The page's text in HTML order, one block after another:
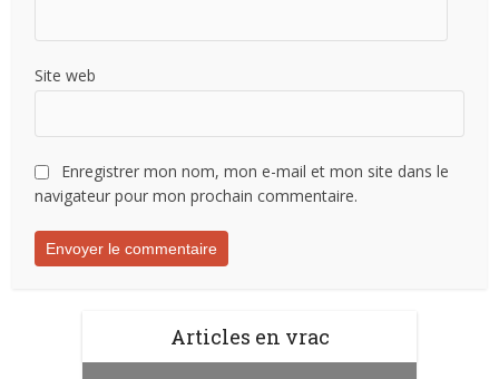
Site web
Enregistrer mon nom, mon e-mail et mon site dans le
navigateur pour mon prochain commentaire.
Articles en vrac